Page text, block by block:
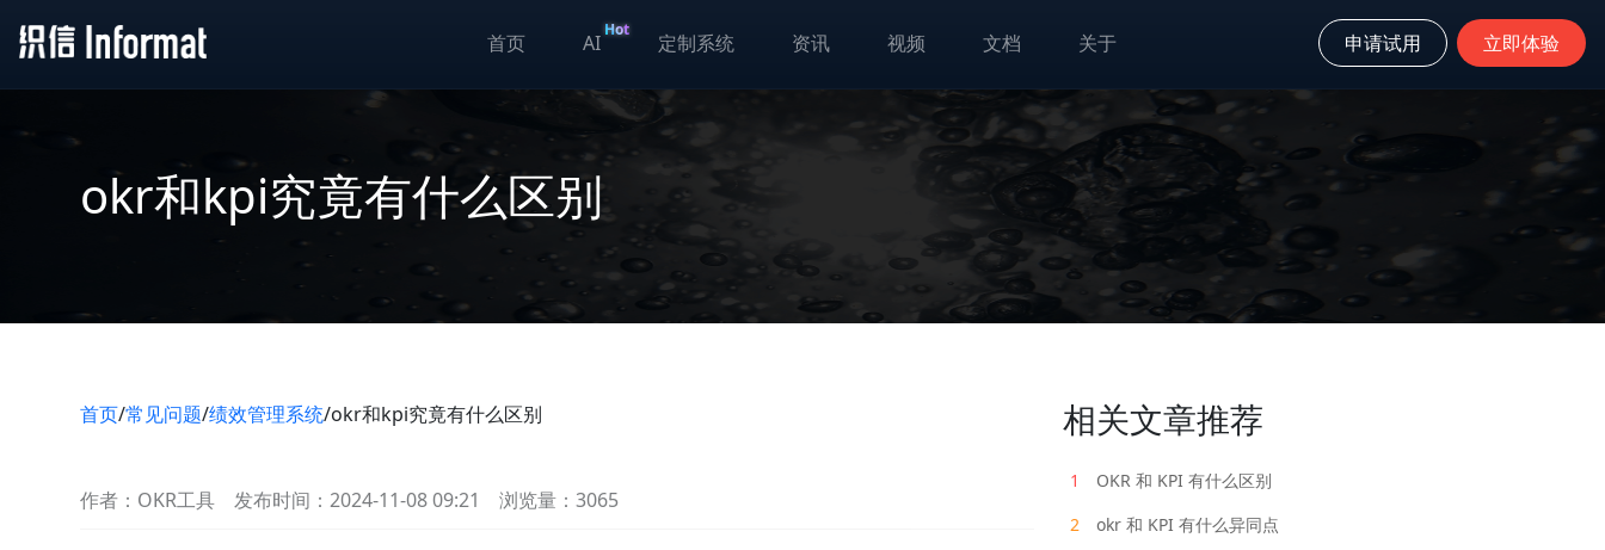
首页 AI
Hot
定制系统 资讯 视频 文档 关于 申请试用 立即体验
okr和kpi究竟有什么区别
首页/常见问题/绩效管理系统/okr和kpi究竟有什么区别
作者：OKR工具 发布时间：2024-11-08 09:21 浏览量：3065
相关文章推荐
1
OKR 和 KPI 有什么区别
2
okr 和 KPI 有什么异同点